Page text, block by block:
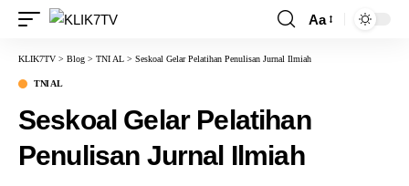
Aa
KLIK7TV > Blog > TNI AL > Seskoal Gelar Pelatihan Penulisan Jurnal Ilmiah
TNI AL
Seskoal Gelar Pelatihan
Penulisan Jurnal Ilmiah